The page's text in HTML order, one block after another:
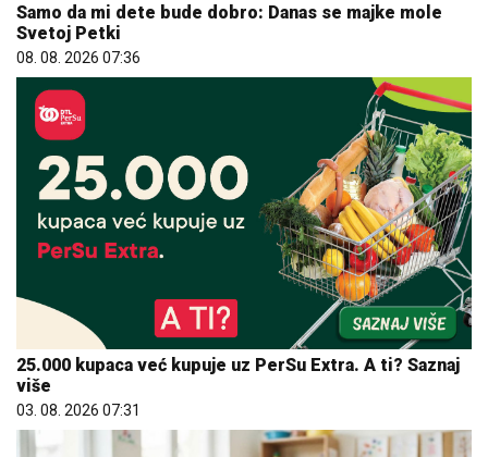
Samo da mi dete bude dobro: Danas se majke mole
Svetoj Petki
08. 08. 2026 07:36
25.000 kupaca već kupuje uz PerSu Extra. A ti? Saznaj
više
03. 08. 2026 07:31